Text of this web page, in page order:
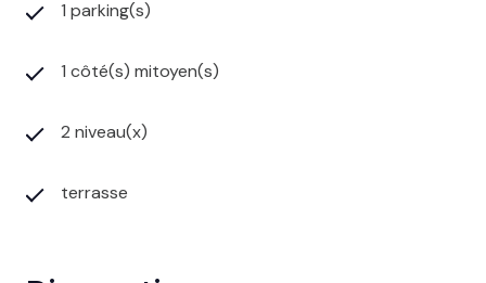
1 parking(s)
1 côté(s) mitoyen(s)
2 niveau(x)
terrasse